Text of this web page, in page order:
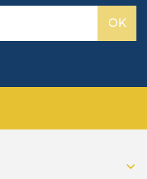
